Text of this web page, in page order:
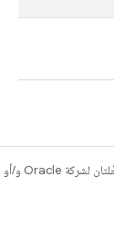
. إنّ Java وOpenJDK هما علامتان تجاريتان مسجَّلتان لشركة Oracle و/أو